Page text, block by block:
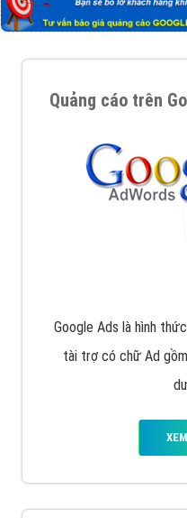
Quảng cáo trên
Google Ads là hình
tài trợ có chữ Ad